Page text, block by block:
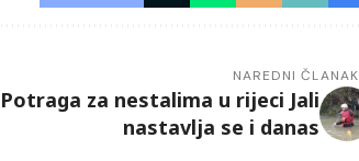
NAREDNI ČLANAK
Potraga za nestalima u rijeci Jali
nastavlja se i danas